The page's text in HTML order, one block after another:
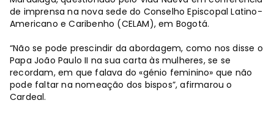
de imprensa na nova sede do Conselho Episcopal Latino-
Americano e Caribenho (CELAM), em Bogotá.
“Não se pode prescindir da abordagem, como nos disse o
Papa João Paulo II na sua carta às mulheres, se se
recordam, em que falava do «génio feminino» que não
pode faltar na nomeação dos bispos”, afirmarou o
Cardeal.